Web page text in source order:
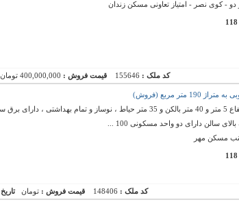
- کوی نصر - امتیاز تعاونی مسکن زندان
کد ملک :155646 قیمت فروش : 400,000,000 تومان
متر مربع (فروش)
فروش یک سالن به ارتفاع 5 متر و 40 متر بالکن و 35 متر حیاط ، نوساز و
سالن دارای دو واحد مسکونی 100 ...
مسکن مهر
کد ملک : 148406 قیمت فروش : تومان